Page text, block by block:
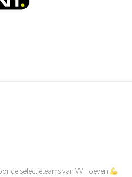
de selectieteams van VV Hoeven